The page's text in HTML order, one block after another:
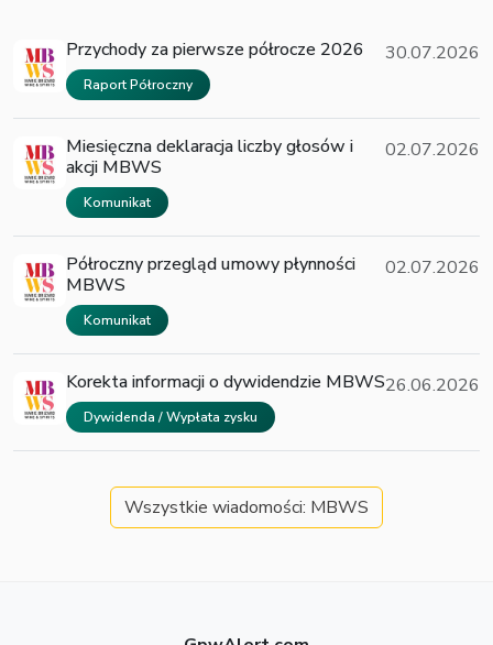
Przychody za pierwsze półrocze 2026
Raport Półroczny
30.07.2026
Miesięczna deklaracja liczby głosów i
akcji MBWS
Komunikat
02.07.2026
Półroczny przegląd umowy płynności
MBWS
Komunikat
02.07.2026
Korekta informacji o dywidendzie MBWS
Dywidenda / Wypłata zysku
26.06.2026
Wszystkie wiadomości: MBWS